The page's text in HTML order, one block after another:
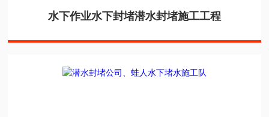
水下作业水下封堵潜水封堵施工工程